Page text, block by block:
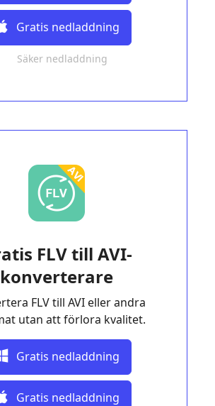
Gratis nedladdning
Säker nedladdning
FLV till AVI-
konverterare
FLV till AVI eller andra
utan att förlora kvalitet.
Gratis nedladdning
Gratis nedladdning